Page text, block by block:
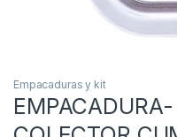
Empacaduras y kit